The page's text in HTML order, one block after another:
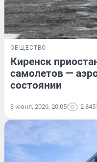
ОБЩЕСТВО
Киренск
самолетов —
состоянии
3 июня, 2026, 20:05 2 845